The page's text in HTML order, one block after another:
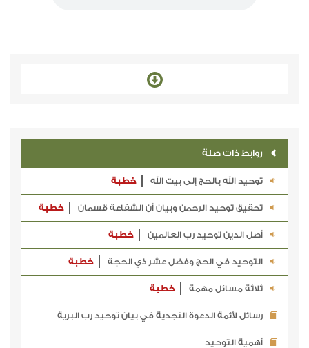
روابط ذات صلة
توحيد الله بالحج إلى بيت الله خطبة
تحقيق توحيد الرحمن وبيان أن الشفاعة قسمان خطبة
أصل الدين توحيد رب العالمين خطبة
التوحيد في الحج وفضل عشر ذي الحجة خطبة
ثلاثة مسائل مهمة خطبة
رسائل لأئمة الدعوة النجدية في بيان توحيد رب البرية
أهمية التوحيد